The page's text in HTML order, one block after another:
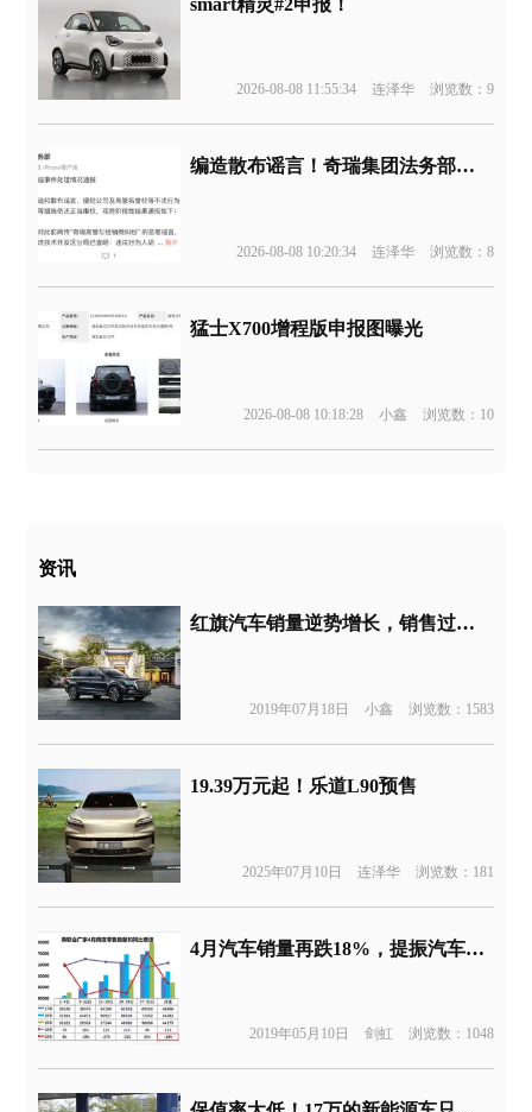
2026-08-08 11:55:34 连泽华 浏览数：9
编造散布谣言！奇瑞集团法务部通报
2026-08-08 10:20:34 连泽华 浏览数：8
猛士X700增程版申报图曝光
2026-08-08 10:18:28 小鑫 浏览数：10
资讯
红旗汽车销量逆势增长，销售过程未透明恐遭难以信服
2019年07月18日 小鑫 浏览数：1583
19.39万元起！乐道L90预售
2025年07月10日 连泽华 浏览数：181
4月汽车销量再跌18%，提振汽车消费新政有望出台救市
2019年05月10日 剑虹 浏览数：1048